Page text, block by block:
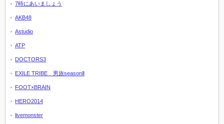
7時にあいましょう
AKB48
Astudio
ATP
DOCTORS3
EXILE TRIBE 男旅seasonⅡ
FOOT×BRAIN
HERO2014
livemonster